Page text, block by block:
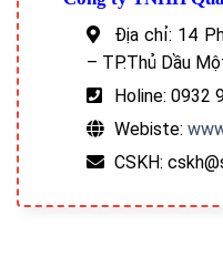
Địa chỉ: 14
– TP.Thủ Dầu
Holine: 0932
Webiste:
CSKH: